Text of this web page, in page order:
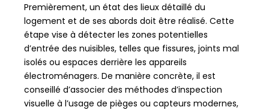
Premièrement, un état des lieux détaillé du
logement et de ses abords doit être réalisé. Cette
étape vise à détecter les zones potentielles
d’entrée des nuisibles, telles que fissures, joints mal
isolés ou espaces derrière les appareils
électroménagers. De manière concrète, il est
conseillé d’associer des méthodes d’inspection
visuelle à l’usage de pièges ou capteurs modernes,